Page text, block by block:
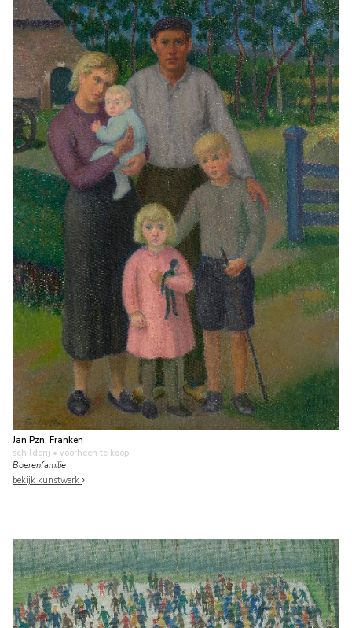
Jan Pzn. Franken
schilderij • voorheen te koop
Boerenfamilie
bekijk kunstwerk